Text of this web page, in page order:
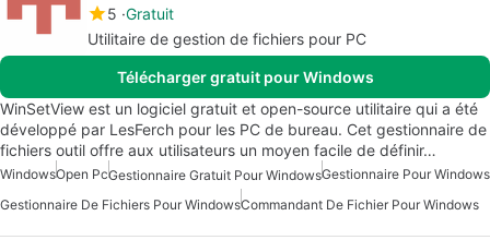
5 Gratuit
Utilitaire de gestion de fichiers pour PC
Télécharger gratuit pour Windows
WinSetView est un logiciel gratuit et open-source utilitaire qui a été
développé par LesFerch pour les PC de bureau. Cet gestionnaire de
fichiers outil offre aux utilisateurs un moyen facile de définir…
WindowsOpen PcGestionnaire Gratuit Pour WindowsGestionnaire Pour Windows
Gestionnaire De Fichiers Pour WindowsCommandant De Fichier Pour Windows